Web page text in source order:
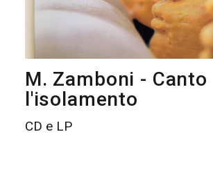
M. Zamboni - Canto
l'isolamento
CD e LP